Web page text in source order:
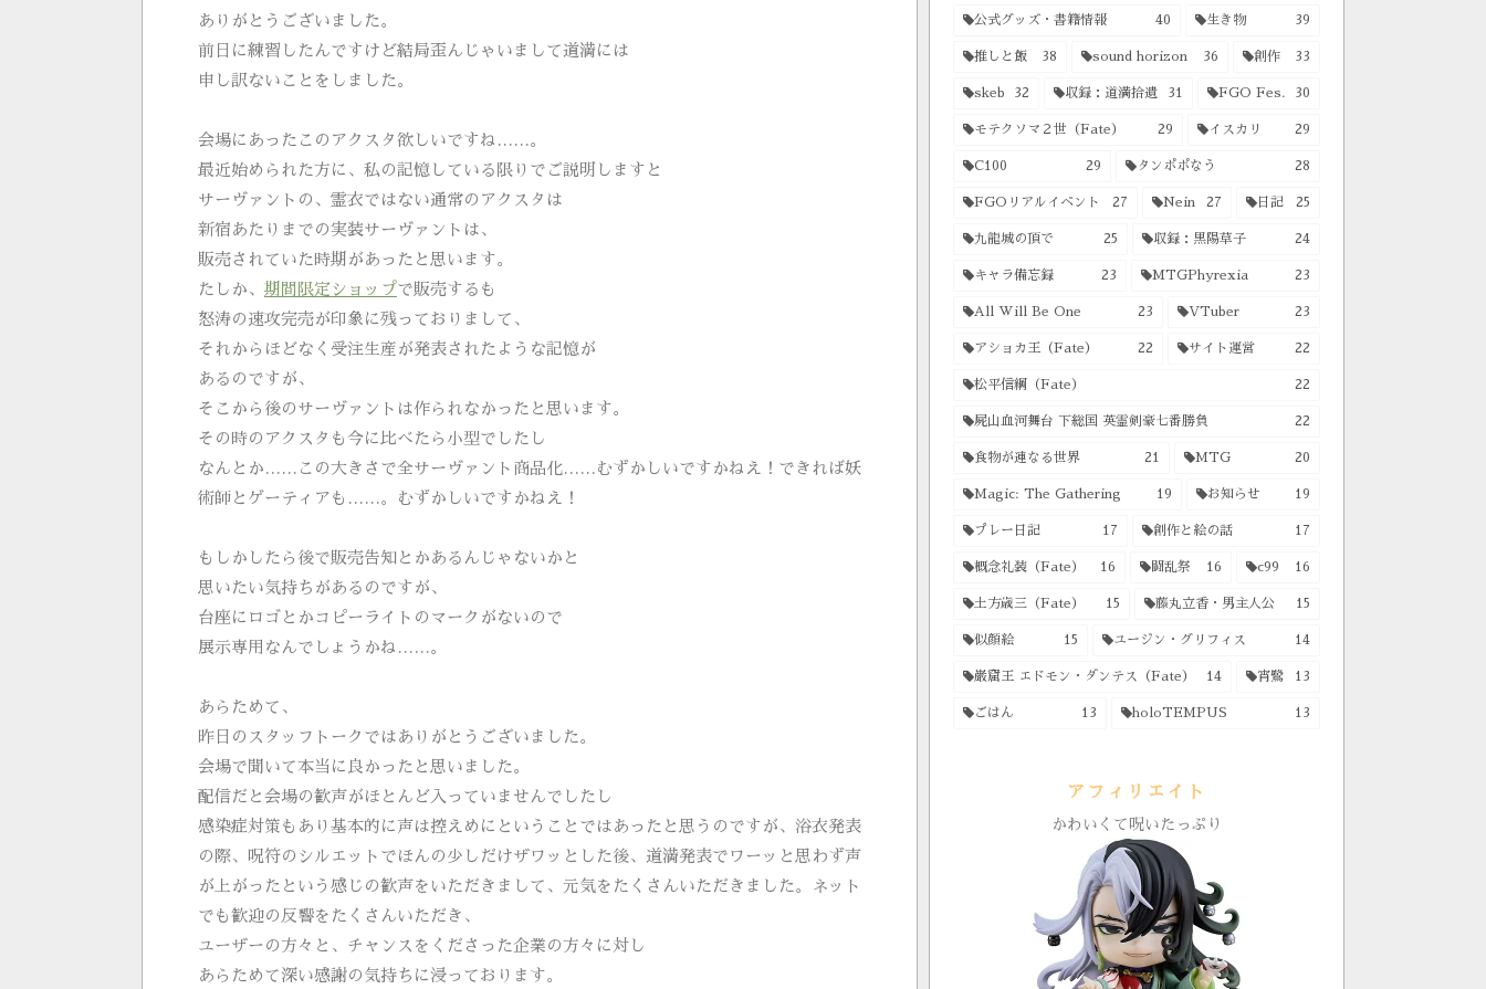
ありがとうございました。
前日に練習したんですけど結局歪んじゃいまして道満には
申し訳ないことをしました。
会場にあったこのアクスタ欲しいですね……。
最近始められた方に、私の記憶している限りでご説明しますと
サーヴァントの、霊衣ではない通常のアクスタは
新宿あたりまでの実装サーヴァントは、
販売されていた時期があったと思います。
たしか、 期間限定ショップで販売するも
怒涛の速攻完売が印象に残っておりまして、
それからほどなく受注生産が発表されたような記憶が
あるのですが、
そこから後のサーヴァントは作られなかったと思います。
その時のアクスタも今に比べたら小型でしたし
なんとか……この大きさで全サーヴァント商品化……むずかしいですかねえ！できれば妖
術師とゲーティアも……。むずかしいですかねえ！
もしかしたら後で販売告知とかあるんじゃないかと
思いたい気持ちがあるのですが、
台座にロゴとかコピーライトのマークがないので
展示専用なんでしょうかね……。
あらためて、
昨日のスタッフトークではありがとうございました。
会場で聞いて本当に良かったと思いました。
配信だと会場の歓声がほとんど入っていませんでしたし
感染症対策もあり基本的に声は控えめにということではあったと思うのですが、浴衣発表
の際、呪符のシルエットでほんの少しだけザワッとした後、道満発表でワーッと思わず声
が上がったという感じの歓声をいただきまして、元気をたくさんいただきました。ネット
でも歓迎の反響をたくさんいただき、
ユーザーの方々と、チャンスをくださった企業の方々に対し
あらためて深い感謝の気持ちに浸っております。
公式グッズ・書籍情報 40 生き物 39
推しと飯 38 sound horizon 36 創作 33
skeb 32 収録：道満拾遺 31 FGO Fes. 30
モテクソマ２世（Fate） 29 イスカリ 29
C100 29 タンポポなう 28
FGOリアルイベント 27 Nein 27 日記 25
九龍城の頂で 25 収録：黒陽草子 24
キャラ備忘録 23 MTGPhyrexia 23
All Will Be One 23 VTuber 23
アショカ王（Fate） 22 サイト運営 22
松平信綱（Fate） 22
屍山血河舞台 下総国 英霊剣豪七番勝負 22
食物が連なる世界 21 MTG 20
Magic: The Gathering 19 お知らせ 19
プレー日記 17 創作と絵の話 17
概念礼装（Fate） 16 闘乱祭 16 c99 16
土方歳三（Fate） 15 藤丸立香・男主人公 15
似顔絵 15 ユージン・グリフィス 14
巌窟王 エドモン・ダンテス（Fate） 14 宵鷺 13
ごはん 13 holoTEMPUS 13
アフィリエイト
かわいくて呪いたっぷり